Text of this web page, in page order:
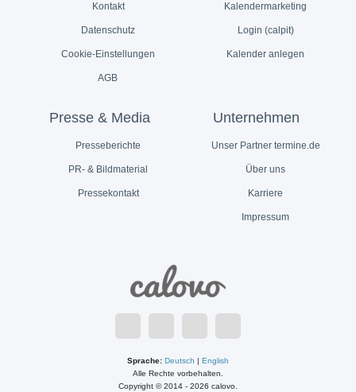
Kontakt
Datenschutz
Cookie-Einstellungen
AGB
Kalendermarketing
Login (calpit)
Kalender anlegen
Presse & Media
Presseberichte
PR- & Bildmaterial
Pressekontakt
Unternehmen
Unser Partner termine.de
Über uns
Karriere
Impressum
Sprache: Deutsch | English
Alle Rechte vorbehalten.
Copyright © 2014 - 2026 calovo.